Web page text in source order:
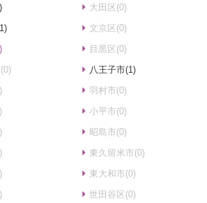
大田区(0)
文京区(0)
目黒区(0)
八王子市(1)
羽村市(0)
小平市(0)
昭島市(0)
東久留米市(0)
東大和市(0)
世田谷区(0)